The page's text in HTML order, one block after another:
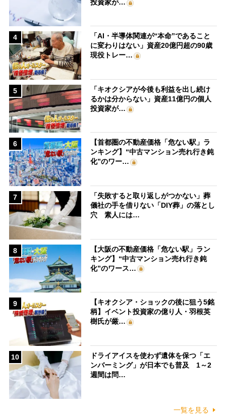
投資家が…
4
「AI・半導体関連が“本命”であること
に変わりはない」資産20億円超の90歳
現役トレー…
5
「キオクシアが今後も利益を出し続け
るかは分からない」資産11億円の個人
投資家が…
6
【首都圏の不動産価格「危ない駅」ラ
ンキング】“中古マンション売れ行き鈍
化”のワー…
7
「失敗すると取り返しがつかない」葬
儀社の手を借りない「DIY葬」の落とし
穴 素人には…
8
【大阪の不動産価格「危ない駅」ラン
キング】“中古マンション売れ行き鈍
化”のワース…
9
【キオクシア・ショックの後に狙う5銘
柄】イベント投資家の億り人・羽根英
樹氏が厳…
10
ドライアイスを使わず遺体を保つ「エ
ンバーミング」が日本でも普及 1～2
週間は問…
一覧を見る